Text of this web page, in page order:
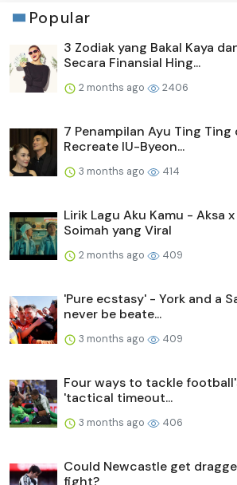
Popular
3 Zodiak yang Bakal Kaya
Secara Finansial Hing...
2 months ago 2406
7 Penampilan Ayu Ting Ting
Recreate IU-Byeon...
3 months ago 414
Lirik Lagu Aku Kamu - Aksa
Soimah yang Viral
2 months ago 409
'Pure ecstasy' - York and a
never be beate...
3 months ago 409
Four ways to tackle
'tactical timeout...
3 months ago 406
Could Newcastle get
fight?